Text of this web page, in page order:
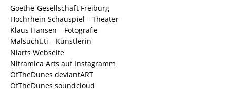
Goethe-Gesellschaft Freiburg
Hochrhein Schauspiel – Theater
Klaus Hansen – Fotografie
Malsucht.ti – Künstlerin
Niarts Webseite
Nitramica Arts auf Instagramm
OfTheDunes deviantART
OfTheDunes soundcloud